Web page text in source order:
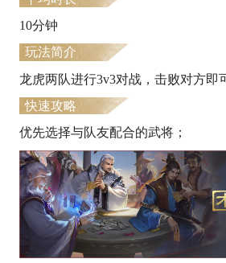
10分钟
玩法简介
龙虎两队进行3v3对战，击败对方即
快速攻略
优先选择与队友配合的武将；